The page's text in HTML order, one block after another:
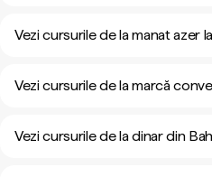
Vezi cursurile de la manat azer
Vezi cursurile de la marcă
Vezi cursurile de la dinar din